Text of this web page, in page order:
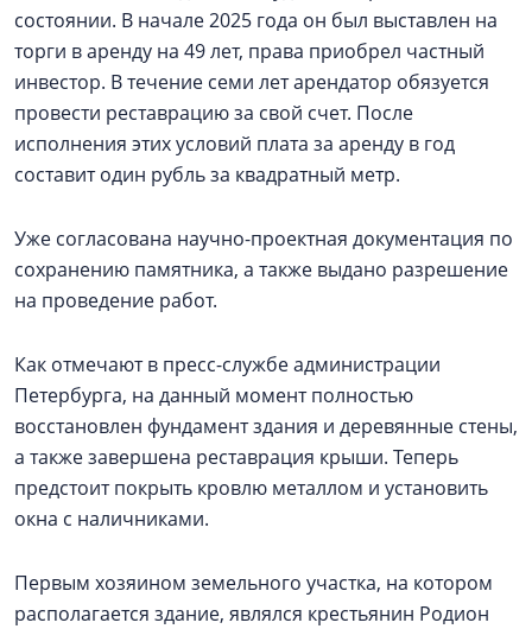
состоянии. В начале 2025 года он был выставлен на
торги в аренду на 49 лет, права приобрел частный
инвестор. В течение семи лет арендатор обязуется
провести реставрацию за свой счет. После
исполнения этих условий плата за аренду в год
составит один рубль за квадратный метр.
Уже согласована научно-проектная документация по
сохранению памятника, а также выдано разрешение
на проведение работ.
Как отмечают в пресс-службе администрации
Петербурга, на данный момент полностью
восстановлен фундамент здания и деревянные стены,
а также завершена реставрация крыши. Теперь
предстоит покрыть кровлю металлом и установить
окна с наличниками.
Первым хозяином земельного участка, на котором
располагается здание, являлся крестьянин Родион